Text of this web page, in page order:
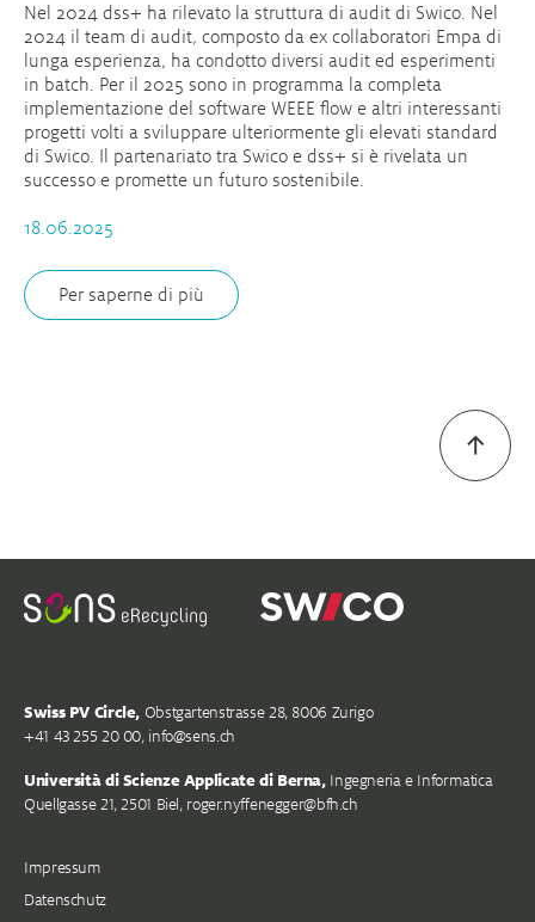
Nel 2024 dss+ ha rilevato la struttura di audit di Swico. Nel
2024 il team di audit, composto da ex collaboratori Empa di
lunga esperienza, ha condotto diversi audit ed esperimenti
in batch. Per il 2025 sono in programma la completa
implementazione del software WEEE flow e altri interessanti
progetti volti a sviluppare ulteriormente gli elevati standard
di Swico. Il partenariato tra Swico e dss+ si è rivelata un
successo e promette un futuro sostenibile.
18.06.2025
Per saperne di più
Swiss PV Circle, Obstgartenstrasse 28, 8006 Zurigo
+41 43 255 20 00, info@sens.ch
Università di Scienze Applicate di Berna, Ingegneria e Informatica
Quellgasse 21, 2501 Biel, roger.nyffenegger@bfh.ch
Impressum
Datenschutz